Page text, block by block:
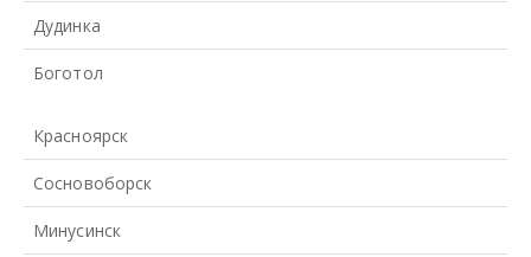
Дудинка
Боготол
Красноярск
Сосновоборск
Минусинск